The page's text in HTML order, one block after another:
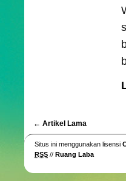
← Artikel Lama
Situs ini menggunakan lisensi
RSS // Ruang Laba